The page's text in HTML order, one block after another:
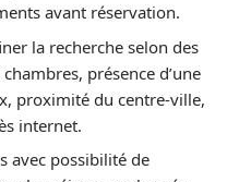
avant réservation.
la recherche selon des
présence d’une
proximité du centre-ville,
internet.
avec possibilité de